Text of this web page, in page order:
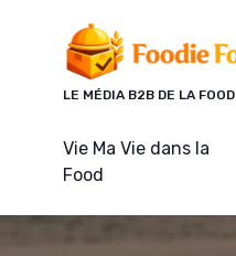
LE MÉDIA B2B DE LA FOOD
Vie Ma Vie dans la
Food